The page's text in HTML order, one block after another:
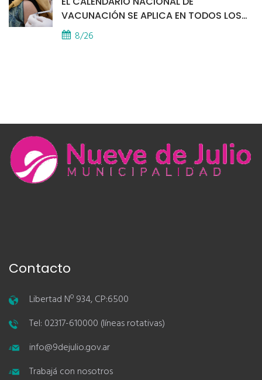
VACUNACIÓN SE APLICA EN TODOS LOS
CAPS
8/26
Contacto
Libertad Nº 934, CP:6500
Tel: 02317-610000 (líneas rotativas)
info@9dejulio.gov.ar
Trabajá con nosotros